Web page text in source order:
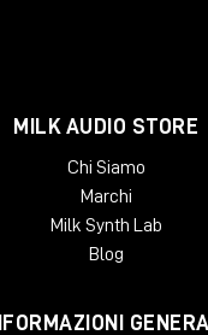
AAX, AU, VST2, VST3
MILK AUDIO STORE
Chi Siamo
Marchi
Milk Synth Lab
Blog